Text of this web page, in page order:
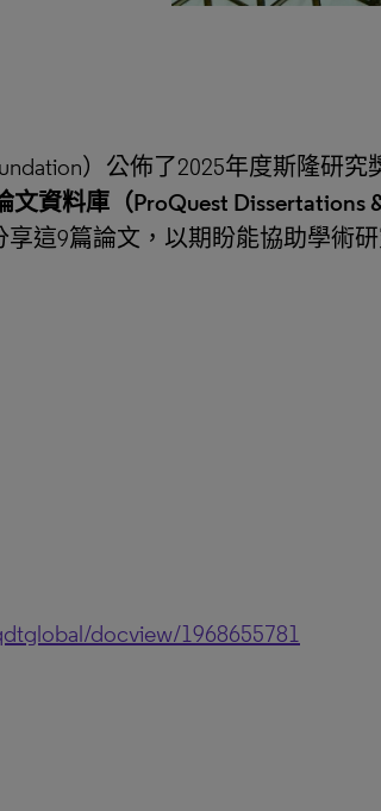
）公佈了2025年度斯隆研究
資料庫（ProQuest Dissertations
這9篇論文，以期盼能協助學術研
docview/1968655781